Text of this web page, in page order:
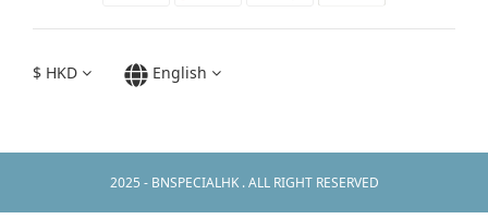
$ HKD English
2025 - BNSPECIALHK . ALL RIGHT RESERVED